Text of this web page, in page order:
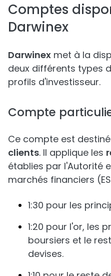
Comptes
Darwinex
Darwinex met à la
deux différents types
profils d'investisseur.
Compte
Ce compte est
clients. Il applique les
établies par l'Autorité
marchés financiers
1:30 pour les
1:20 pour l'or, les
boursiers et le
devises.